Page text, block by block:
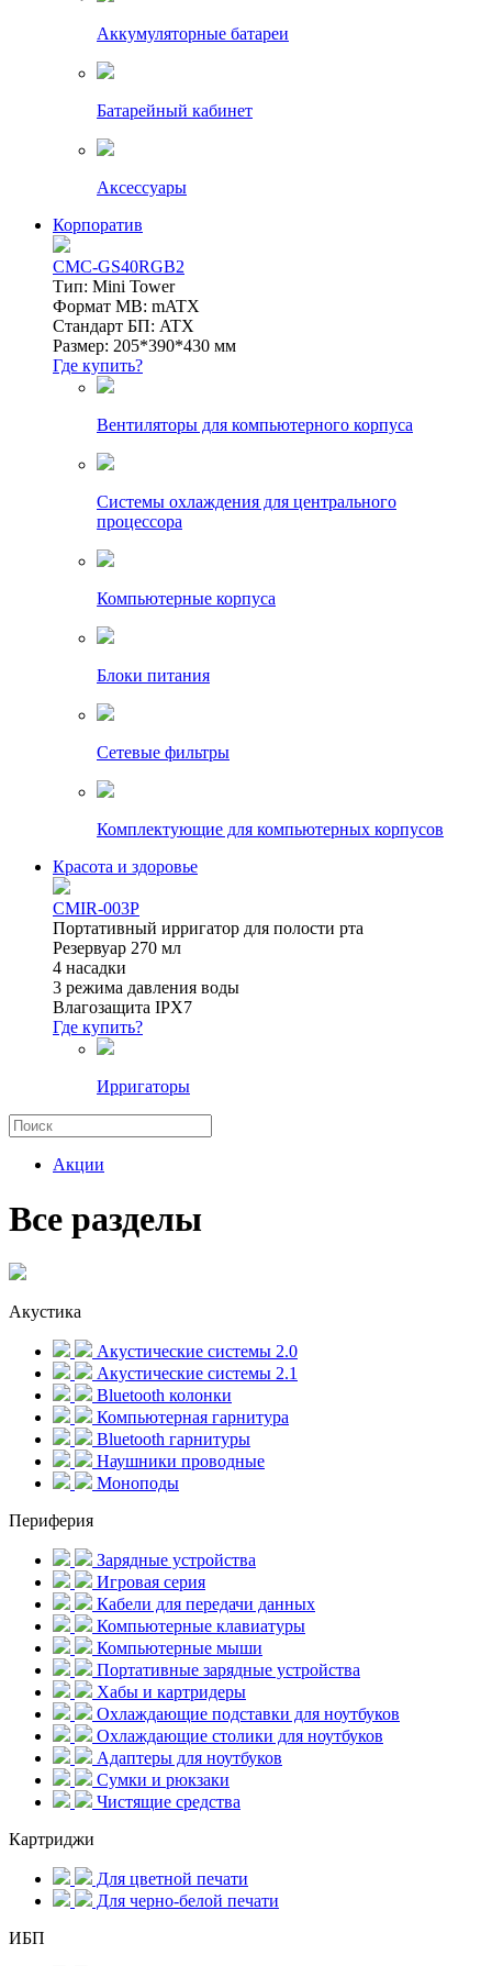
Аккумуляторные батареи
Батарейный кабинет
Аксессуары
Корпоратив
CMC-GS40RGB2
Тип: Mini Tower
Формат MB: mATX
Стандарт БП: ATX
Размер: 205*390*430 мм
Где купить?
Вентиляторы для компьютерного корпуса
Системы охлаждения для центрального
процессора
Компьютерные корпуса
Блоки питания
Сетевые фильтры
Комплектующие для компьютерных корпусов
Красота и здоровье
CMIR-003P
Портативный ирригатор для полости рта
Резервуар 270 мл
4 насадки
3 режима давления воды
Влагозащита IPX7
Где купить?
Ирригаторы
Акции
Все разделы
Акустика
Акустические системы 2.0
Акустические системы 2.1
Bluetooth колонки
Компьютерная гарнитура
Bluetooth гарнитуры
Наушники проводные
Моноподы
Периферия
Зарядные устройства
Игровая серия
Кабели для передачи данных
Компьютерные клавиатуры
Компьютерные мыши
Портативные зарядные устройства
Хабы и картридеры
Охлаждающие подставки для ноутбуков
Охлаждающие столики для ноутбуков
Адаптеры для ноутбуков
Сумки и рюкзаки
Чистящие средства
Картриджи
Для цветной печати
Для черно-белой печати
ИБП